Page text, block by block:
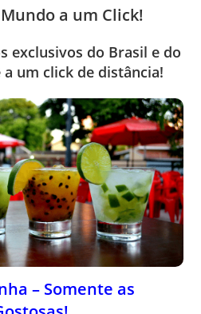
a um Click!
exclusivos do Brasil e do
um click de distância!
– Somente as